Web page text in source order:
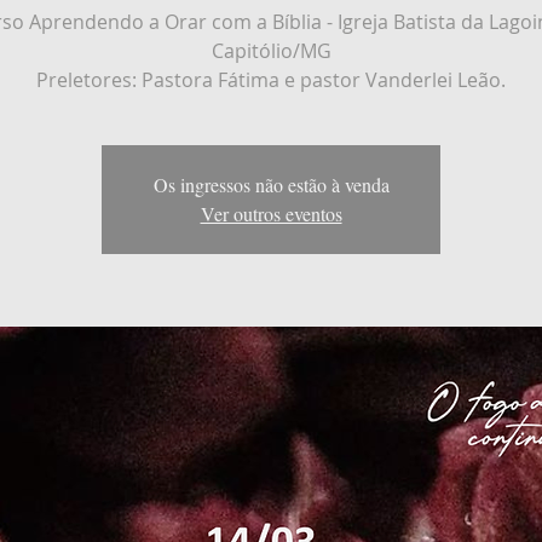
Aprendendo a Orar com a Bíblia - Igreja Batista da
Capitólio/MG
Preletores: Pastora Fátima e pastor Vanderlei Leão.
Os ingressos não estão à venda
Ver outros eventos